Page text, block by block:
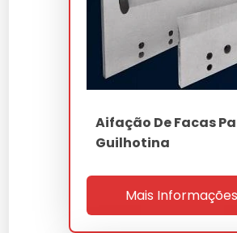
Facas Para Picadores
Facas Gráficas Corte E Vinco
Faca Serrilhada Industrial
Fabricante De Facas Para
Empresa De Facas E
Serviço De Afiação De Facas
Afiação De Facas Circulares
Norma NBR
Aifação De Facas
Guilhotina
Mais Informações